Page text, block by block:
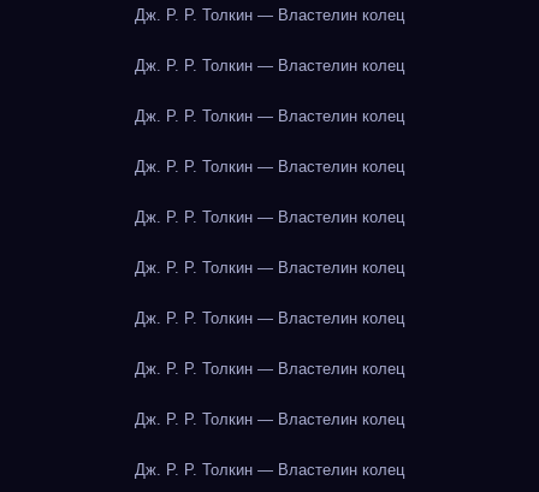
Дж. Р. Р. Толкин — Властелин колец
Дж. Р. Р. Толкин — Властелин колец
Дж. Р. Р. Толкин — Властелин колец
Дж. Р. Р. Толкин — Властелин колец
Дж. Р. Р. Толкин — Властелин колец
Дж. Р. Р. Толкин — Властелин колец
Дж. Р. Р. Толкин — Властелин колец
Дж. Р. Р. Толкин — Властелин колец
Дж. Р. Р. Толкин — Властелин колец
Дж. Р. Р. Толкин — Властелин колец